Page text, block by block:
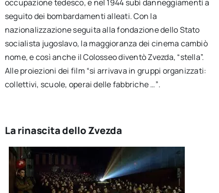
occupazione tedesco, e nel 1944 subì danneggiamenti a
seguito dei bombardamenti alleati. Con la
nazionalizzazione seguita alla fondazione dello Stato
socialista jugoslavo, la maggioranza dei cinema cambiò
nome, e così anche il Colosseo diventò Zvezda, “stella”.
Alle proiezioni dei film “si arrivava in gruppi organizzati:
collettivi, scuole, operai delle fabbriche …”.
La rinascita dello Zvezda